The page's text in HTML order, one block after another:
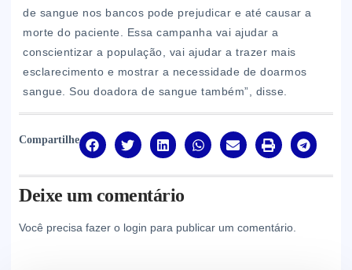
de sangue nos bancos pode prejudicar e até causar a
morte do paciente. Essa campanha vai ajudar a
conscientizar a população, vai ajudar a trazer mais
esclarecimento e mostrar a necessidade de doarmos
sangue. Sou doadora de sangue também”, disse.
Compartilhe
Deixe um comentário
Você precisa fazer o login para publicar um comentário.